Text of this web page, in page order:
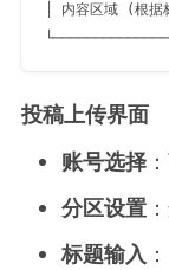
│ 内容区域 (
投稿上传界面
账号选择
分区设置
标题输入